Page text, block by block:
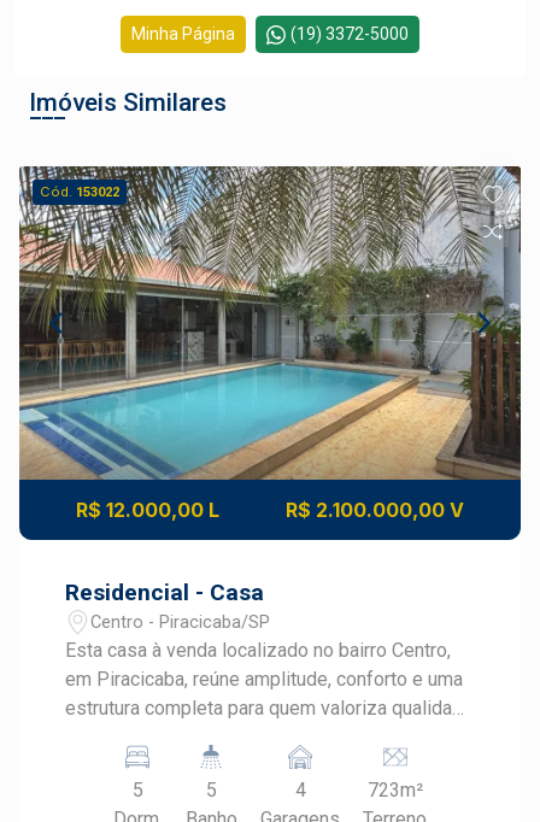
Minha Página (19) 3372-5000
Imóveis Similares
Cód. 153022
R$ 12.000,00 L R$ 2.100.000,00 V
Residencial - Casa
Centro - Piracicaba/SP
Esta casa à venda localizado no bairro Centro,
em Piracicaba, reúne amplitude, conforto e uma
estrutura completa para quem valoriza qualidade
amplo terreno e excelente área de lazer, o
imóvel oferece o equilíbrio ideal entre
5
5
4
723m²